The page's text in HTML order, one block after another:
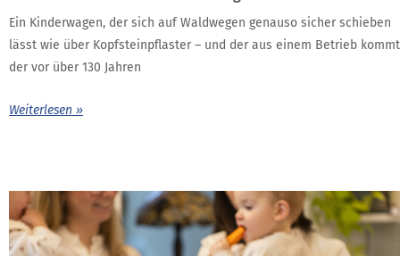
Ein Kinderwagen, der sich auf Waldwegen genauso sicher schieben
lässt wie über Kopfsteinpflaster – und der aus einem Betrieb
der vor über 130 Jahren
Weiterlesen »